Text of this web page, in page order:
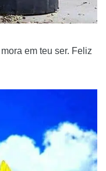
em teu ser. Feliz